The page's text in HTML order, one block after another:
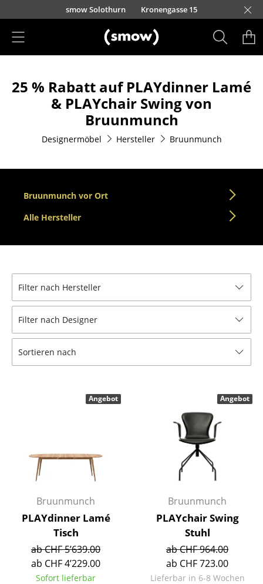
Direkt zum Inhaltsmow Solothurn Kronengasse 15
Sitzmöbel
Esszimmerstühle
Sofas
Bänke & Liegen
Sitzsäcke
Gartenstühle
Schaukelstühle
Bürosessel
... alle Sitzmöbel
Tische
Esstische
25 % Rabatt auf PLAYdinner Lamé
& PLAYchair Swing von
Bruunmunch
Designermöbel Hersteller Bruunmunch
Bruunmunch vor Ort
Alle Hersteller
Filter nach Hersteller
Filter nach Designer
Sortieren nach
Bruunmunch
PLAYdinner Lamé
Tisch
ab CHF 5’639.00
ab CHF 4’229.00
Sofort lieferbar
Angebot
Bruunmunch
PLAYchair Swing
Stuhl
ab CHF 964.00
ab CHF 723.00
Lieferbar in 6-8 Wochen
Angebot